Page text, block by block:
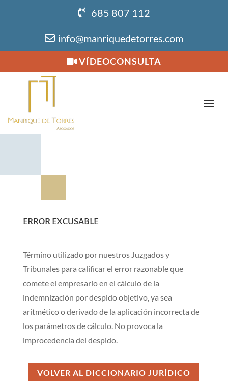
685 807 112
info@manriquedetorres.com
VÍDEOCONSULTA
ERROR EXCUSABLE
Término utilizado por nuestros Juzgados y
Tribunales para calificar el error razonable que
comete el empresario en el cálculo de la
indemnización por despido objetivo, ya sea
aritmético o derivado de la aplicación incorrecta de
los parámetros de cálculo. No provoca la
improcedencia del despido.
VOLVER AL DICCIONARIO JURÍDICO